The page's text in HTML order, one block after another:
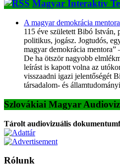
Magyar Interaktív
A magyar demokrácia
115 éve született Bibó István,
politikus, jogász. Jogtudós,
magyar demokrácia mentora”
De ha ötször nagyobb
leírást is kapott volna az
visszaadni igazi jelentőségét
társadalom- és
Szlovákiai Magyar
Tárolt audiovizuális
Rólunk